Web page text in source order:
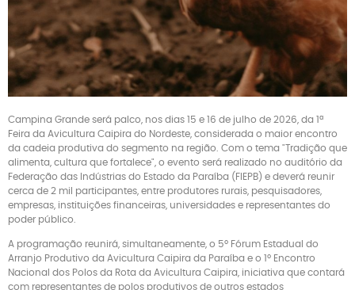
Campina Grande será palco, nos dias 15 e 16 de julho de 2026, da 1ª
Feira da Avicultura Caipira do Nordeste, considerada o maior encontro
da cadeia produtiva do segmento na região. Com o tema "Tradição que
alimenta, cultura que fortalece", o evento será realizado no auditório da
Federação das Indústrias do Estado da Paraíba (FIEPB) e deverá reunir
cerca de 2 mil participantes, entre produtores rurais, pesquisadores,
empresas, instituições financeiras, universidades e representantes do
poder público.
A programação reunirá, simultaneamente, o 5º Fórum Estadual do
Arranjo Produtivo da Avicultura Caipira da Paraíba e o 1º Encontro
Nacional dos Polos da Rota da Avicultura Caipira, iniciativa que contará
com representantes de polos produtivos de outros estados